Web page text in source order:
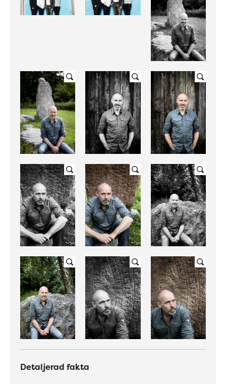
Detaljerad fakta